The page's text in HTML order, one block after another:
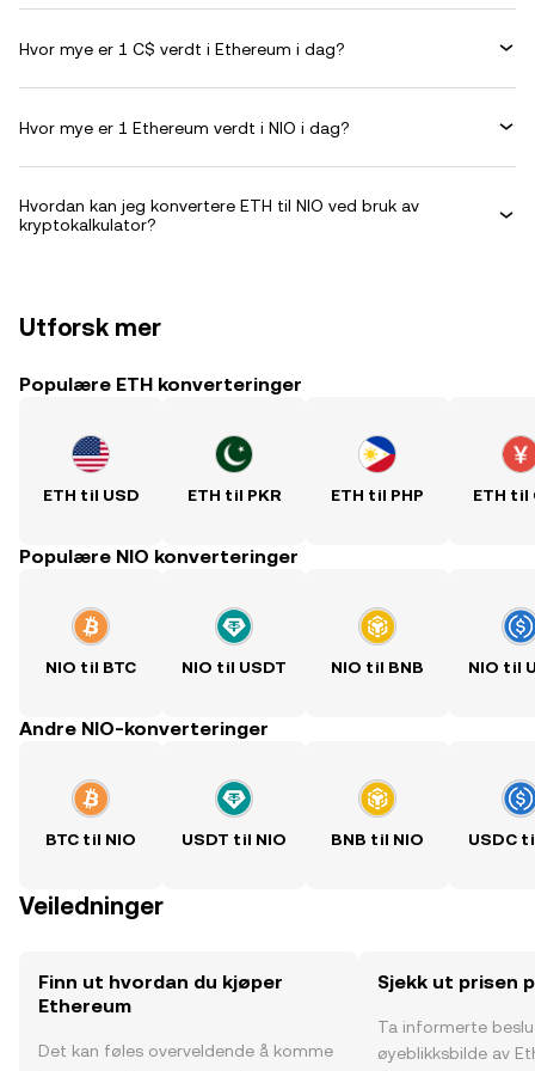
Hvor mye er 1 C$ verdt i Ethereum i dag?
Hvor mye er 1 Ethereum verdt i NIO i dag?
Hvordan kan jeg konvertere ETH til NIO ved bruk av
kryptokalkulator?
Utforsk mer
Populære ETH konverteringer
ETH til USD ETH til PKR ETH til PHP ETH til
Populære NIO konverteringer
NIO til BTC NIO til USDT NIO til BNB NIO til
Andre NIO-konverteringer
BTC til NIO USDT til NIO BNB til NIO USDC
Veiledninger
Finn ut hvordan du kjøper
Ethereum
Det kan føles overveldende å komme
Sjekk ut prisen
Ta informerte
øyeblikksbilde av